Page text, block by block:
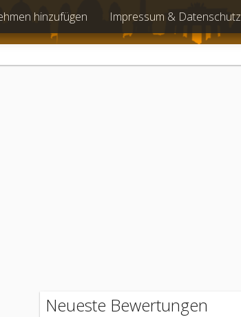
hinzufügen Impressum & Datenschutz
Neueste Bewertungen